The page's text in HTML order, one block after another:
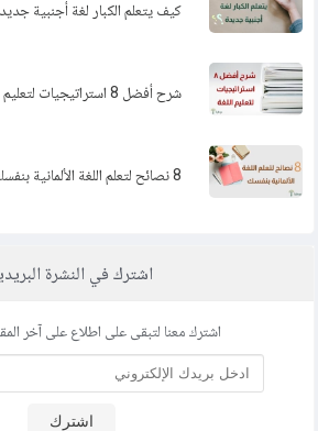
كيف يتعلم الكبار لغة أجنبية
شرح أفضل 8 استراتيجيات لتعليم اللغة
8 نصائح لتعلم اللغة الألمانية بنفسك
اشترك في النشرة
اشترك معنا لتبقى على اطلاع على آخر
اشترك